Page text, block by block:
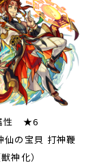
性 ★6
仙の宝貝 打神鞭
獣神化）